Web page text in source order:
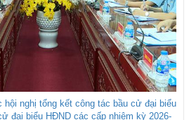
hội nghị tổng kết công tác bầu cử đại biểu
đại biểu HĐND các cấp nhiệm kỳ 2026-